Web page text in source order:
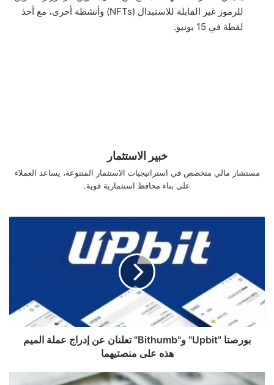
للرموز غير القابلة للاستبدال (NFTs) وأنشطة أخرى، مع أخذ
لقطة في 15 يونيو.
خبير الاستثمار
مستشار مالي متخصص في استراتيجيات الاستثمار المتنوعة، يساعد العملاء
على بناء محافظ استثمارية قوية.
إدراج
عملة
هذه
بورصتا "Upbit" و"Bithumb" تعلنان عن إدراج عملة الميم
هذه على منصتيهما
استنفاد